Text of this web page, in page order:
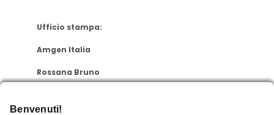
Benvenuti!
Ufficio stampa:
Amgen Italia
Rossana Bruno